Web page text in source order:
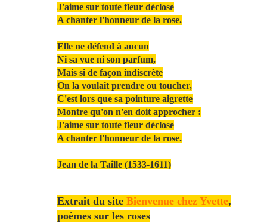
J'aime sur toute fleur déclose
A chanter l'honneur de la rose.
Elle ne défend à aucun
Ni sa vue ni son parfum,
Mais si de façon indiscrète
On la voulait prendre ou toucher,
C'est lors que sa pointure aigrette
Montre qu'on n'en doit approcher :
J'aime sur toute fleur déclose
A chanter l'honneur de la rose.
Jean de la Taille (1533-1611)
Extrait du site Bienvenue chez Yvette,
poèmes sur les roses